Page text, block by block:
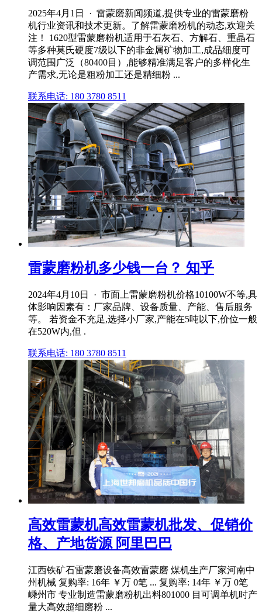
2025年4月1日 · 雷蒙磨新闻频道,提供专业的雷蒙磨粉
机行业资讯和技术更新。了解雷蒙磨粉机的动态,欢迎关
注！ 1620型雷蒙磨粉机适用于石灰石、方解石、重晶石
等多种莫氏硬度7级以下的非金属矿物加工,成品细度可
调范围广泛（80400目）,能够精准满足客户的多样化生
产需求,无论是粗粉加工还是精细粉 ...
联系电话: 180 3780 8511
雷蒙磨粉机多少钱一台？ 知乎
2024年4月10日 · 市面上雷蒙磨粉机价格10100W不等,具
体影响因素有：厂家品牌、设备质量、产能、售后服务
等。 若资金不充足,选择小厂家,产能在5吨以下,价位一般
在520W内,但 .
联系电话: 180 3780 8511
高效雷蒙机高效雷蒙机批发、促销价
格、产地货源 阿里巴巴
江西铁矿石雷蒙磨设备高效雷蒙磨 煤机生产厂家河南中
州机械 复购率: 16年 ￥万 0笔 ... 复购率: 14年 ￥万 0笔
嵊州市 专业制造雷蒙磨粉机出料801000 目可调单机时产
量大高效超细磨粉 ...